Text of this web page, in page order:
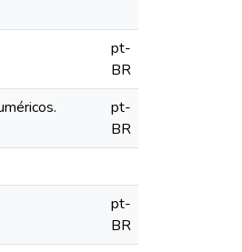
pt-
BR
pt-
BR
pt-
BR